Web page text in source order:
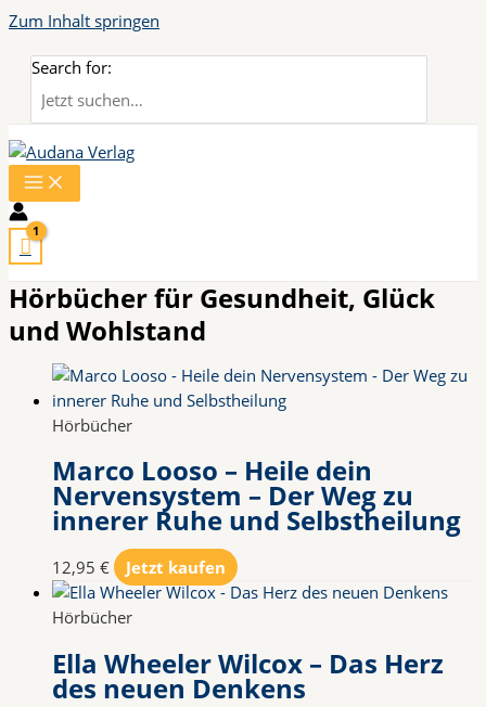
Zum Inhalt springen
Search for:
Hörbücher für Gesundheit, Glück
und Wohlstand
Hörbücher
Marco Looso – Heile dein
Nervensystem – Der Weg zu
innerer Ruhe und Selbstheilung
12,95 € Jetzt kaufen
Hörbücher
Ella Wheeler Wilcox – Das Herz
des neuen Denkens